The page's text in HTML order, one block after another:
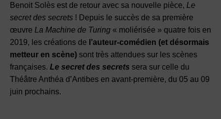
Benoit Solès est de retour avec sa nouvelle pièce, Le
secret des secrets ! Depuis le succès de sa première
œuvre La Machine de Turing « moliérisée » quatre fois en
2019, les créations de l’auteur-comédien (et désormais
metteur en scène) sont très attendues sur les scènes
françaises. Le secret des secrets sera sur celle du
Théâtre Anthéa d’Antibes en avant-première, du 05 au 09
juin prochains.